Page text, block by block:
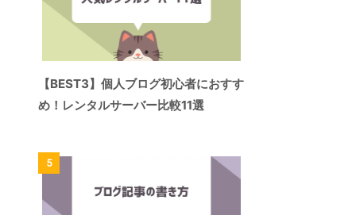
【BEST3】個人ブログ初心者におすす
め！レンタルサーバー比較11選
5